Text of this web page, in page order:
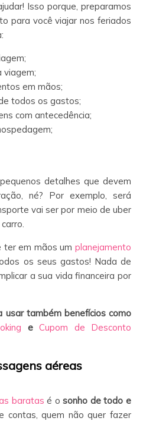
Isso porque, preparamos
para você viajar nos feriados
viagem;
em mãos;
todos os gastos;
com antecedência;
detalhes que devem
né? Por exemplo, será
vai ser por meio de uber
ter em mãos um planejamento
os seus gastos! Nada de
a sua vida financeira por
usar também benefícios como
eCupom de Desconto
aéreas
baratas é osonho de todo e
contas, quem não quer fazer